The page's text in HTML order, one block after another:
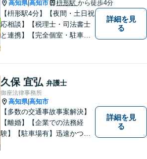
高知県|高知市 枡形駅 から徒歩4分
【枡形駅4分】【夜間・土日祝
応相談】【税理士・司法書士
と連携】【完全個室・駐車場
い説明と親身な対応で納得の
いく解決を目指します。最後
まで粘り強くサポートいたし
ます。
詳細を見
る
久保 宜弘 弁護士
御座法律事務所
高知県|高知市
【多数の交通事故事案解決】
【離婚】【企業での法務経
験】【駐車場有】迅速かつ丁
詳細を見
る